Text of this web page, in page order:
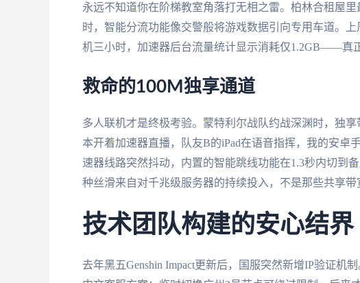
永远不知道你在阶梯教室角落打无相之雷。柏林合租屋
时，智能分流功能像交警般将游戏数据引向专用车道。
机三小时，加速器后台流量统计显示消耗仅1.2GB——真
救命的100M独享通道
多人联机才是终极考验。蒙特利尔战队约战深渊时，独
本开着加速器直播，队友B的iPad在语音指挥，我的安卓
速器线路突然抖动，内置的智能跳线功能在1.3秒内切到
种丝滑来自对千兆级服务器的持续投入，不是那些共享带
技术团队构建的安心结界
去年黑五Genshin Impact更新后，国服突然新增IP验证机